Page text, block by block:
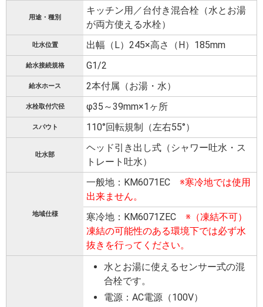
用途・種別
キッチン用／台付き混合栓（水とお湯
が両方使える水栓）
吐水位置 出幅（L）245×高さ（H）185mm
給水接続規格 G1/2
給水ホース 2本付属（お湯・水）
水栓取付穴径 φ35～39mm×1ヶ所
スパウト 110°回転規制（左右55°）
吐水部
ヘッド引き出し式（シャワー吐水・ス
トレート吐水）
地域仕様
一般地：KM6071EC ※寒冷地では使用
出来ません。
寒冷地：KM6071ZEC ※（凍結不可）
凍結の可能性のある環境下では必ず水
抜きを行ってください。
水とお湯に使えるセンサー式の混
合栓です。
電源：AC電源（100V）